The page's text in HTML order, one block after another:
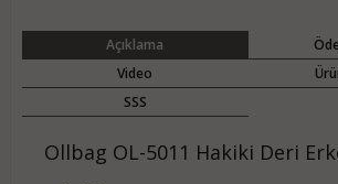
Açıklama
Video
SSS
Ollbag OL-5011 Hakiki Deri